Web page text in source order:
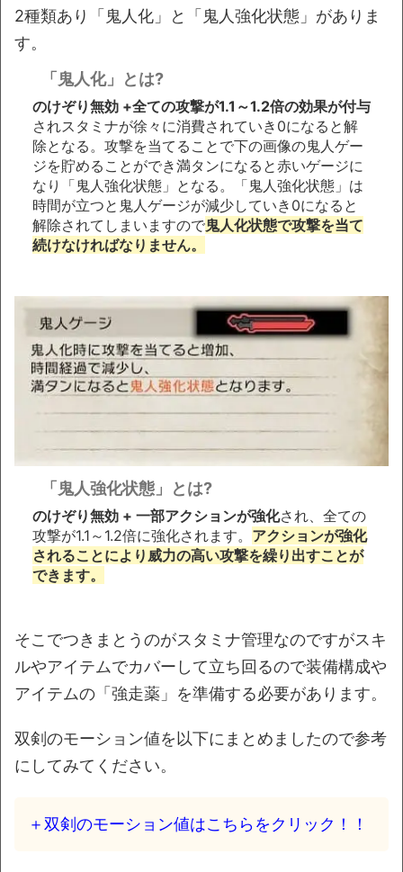
2種類あり「鬼人化」と「鬼人強化状態」がありま
す。
「鬼人化」とは?
のけぞり無効 +全ての攻撃が1.1～1.2倍の効果が付与
されスタミナが徐々に消費されていき0になると解
除となる。攻撃を当てることで下の画像の鬼人ゲー
ジを貯めることができ満タンになると赤いゲージに
なり「鬼人強化状態」となる。「鬼人強化状態」は
時間が立つと鬼人ゲージが減少していき0になると
解除されてしまいますので鬼人化状態で攻撃を当て
続けなければなりません。
「鬼人強化状態」とは?
のけぞり無効 + 一部アクションが強化され、全ての
攻撃が1.1～1.2倍に強化されます。 アクションが強化
されることにより威力の高い攻撃を繰り出すことが
できます。
そこでつきまとうのがスタミナ管理なのですがスキ
ルやアイテムでカバーして立ち回るので装備構成や
アイテムの「強走薬」を準備する必要があります。
双剣のモーション値を以下にまとめましたので参考
にしてみてください。
＋双剣のモーション値はこちらをクリック！！